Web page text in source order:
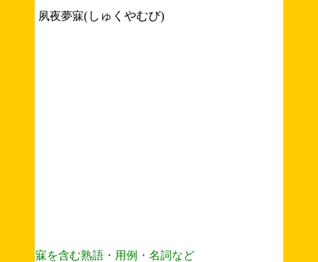
夙夜夢寐(しゅくやむび)
寐を含む熟語・用例・名詞など